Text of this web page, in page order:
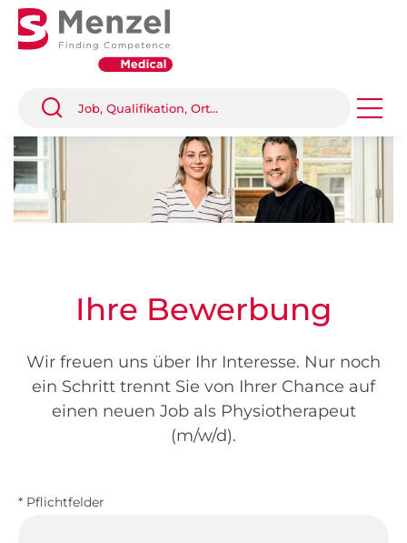
Ihre Bewerbung
Wir freuen uns über Ihr Interesse. Nur noch
ein Schritt trennt Sie von Ihrer Chance auf
einen neuen Job als Physiotherapeut
(m/w/d).
* Pflichtfelder